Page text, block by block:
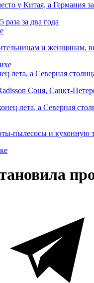
у Китая, а Германия
и женщинам,
лета, а Северная
Соня, Санкт-
пылесосы и кухонную